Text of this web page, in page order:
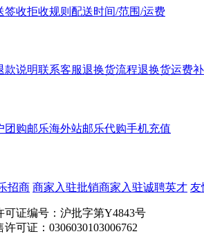
签收拒收规则 配送时间/范围/运费
款说明联系客服退换货流程退换货运费
团购邮乐海外站邮乐代购手机充值
招商 商家入驻批销商家入驻诚聘英才 友
可证编号：沪批字第Y4843号
可证：0306030103006762